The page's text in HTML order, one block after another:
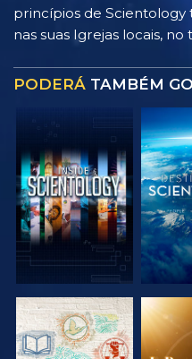
princípios de Scientology
nas suas Igrejas locais,
PODERÁ TAMBÉM
EXPLORAR A